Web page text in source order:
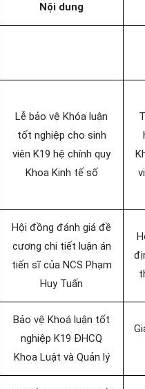
Nội dung
Lễ bảo vệ Khóa luận
tốt nghiệp cho sinh
viên K19 hệ chính quy
Khoa Kinh tế số
Hội đồng đánh giá đề
cương chi tiết luận án
tiến sĩ của NCS Phạm
Huy Tuấn
Bảo vệ Khoá luận tốt
nghiệp K19 ĐHCQ
Khoa Luật và Quản lý